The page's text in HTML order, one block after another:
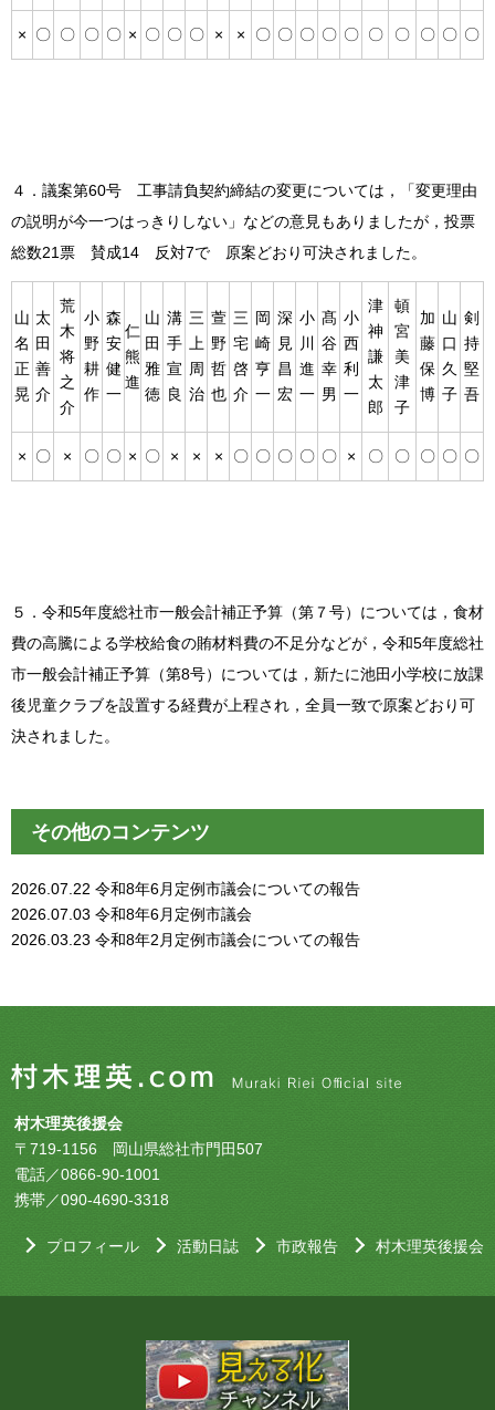
× 〇 〇 〇 〇 × 〇 〇 〇 × × 〇 〇 〇 〇 〇 〇 〇 〇 〇 〇
４．議案第60号 工事請負契約締結の変更については，「変更理由
の説明が今一つはっきりしない」などの意見もありましたが，投票
総数21票 賛成14 反対7で 原案どおり可決されました。
山
名
正
晃
太
田
善
介
荒
木
将
之
介
小
野
耕
作
森
安
健
一
仁
熊
進
山
田
雅
徳
溝
手
宣
良
三
上
周
治
萱
野
哲
也
三
宅
啓
介
岡
崎
亨
一
深
見
昌
宏
小
川
進
一
髙
谷
幸
男
小
西
利
一
津
神
謙
太
郎
頓
宮
美
津
子
加
藤
保
博
山
口
久
子
剣
持
堅
吾
× 〇 × 〇 〇 × 〇 × × × 〇 〇 〇 〇 〇 × 〇 〇 〇 〇 〇
５．令和5年度総社市一般会計補正予算（第７号）については，食材
費の高騰による学校給食の賄材料費の不足分などが，令和5年度総社
市一般会計補正予算（第8号）については，新たに池田小学校に放課
後児童クラブを設置する経費が上程され，全員一致で原案どおり可
決されました。
その他のコンテンツ
2026.07.22 令和8年6月定例市議会についての報告
2026.07.03 令和8年6月定例市議会
2026.03.23 令和8年2月定例市議会についての報告
村木理英後援会
〒719-1156 岡山県総社市門田507
電話／0866-90-1001
携帯／090-4690-3318
プロフィール 活動日誌 市政報告 村木理英後援会